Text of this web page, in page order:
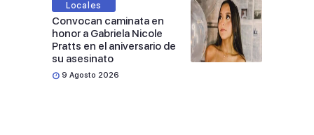
Locales
Convocan caminata en
honor a Gabriela Nicole
Pratts en el aniversario de
su asesinato
9 Agosto 2026